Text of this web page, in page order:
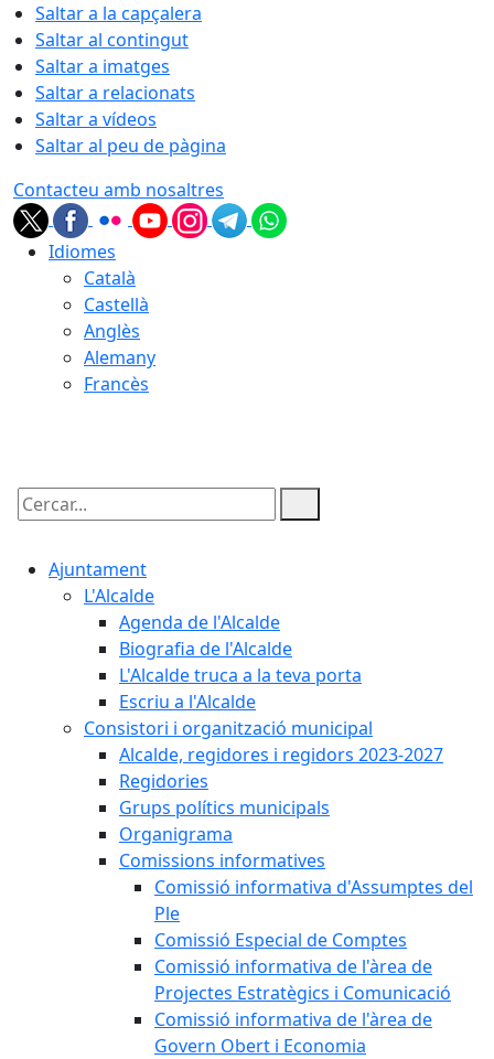
Saltar a la capçalera
Saltar al contingut
Saltar a imatges
Saltar a relacionats
Saltar a vídeos
Saltar al peu de pàgina
Contacteu amb nosaltres
Idiomes
Català
Castellà
Anglès
Alemany
Francès
Cercar:
Ajuntament
L'Alcalde
Agenda de l'Alcalde
Biografia de l'Alcalde
L'Alcalde truca a la teva porta
Escriu a l'Alcalde
Consistori i organització municipal
Alcalde, regidores i regidors 2023-2027
Regidories
Grups polítics municipals
Organigrama
Comissions informatives
Comissió informativa d'Assumptes del
Ple
Comissió Especial de Comptes
Comissió informativa de l'àrea de
Projectes Estratègics i Comunicació
Comissió informativa de l'àrea de
Govern Obert i Economia